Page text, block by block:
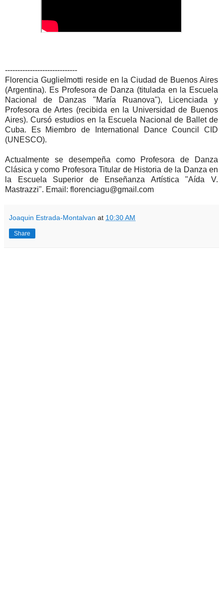
-----------------------------
Florencia Guglielmotti reside en la Ciudad de Buenos Aires
(Argentina). Es Profesora de Danza (titulada en la Escuela
Nacional de Danzas "María Ruanova"), Licenciada y
Profesora de Artes (recibida en la Universidad de Buenos
Aires). Cursó estudios en la Escuela Nacional de Ballet de
Cuba. Es Miembro de International Dance Council CID
(UNESCO).
Actualmente se desempeña como Profesora de Danza
Clásica y como Profesora Titular de Historia de la Danza en
la Escuela Superior de Enseñanza Artística "Aída V.
Mastrazzi". Email: florenciagu@gmail.com
Joaquin Estrada-Montalvan at 10:30 AM
Share